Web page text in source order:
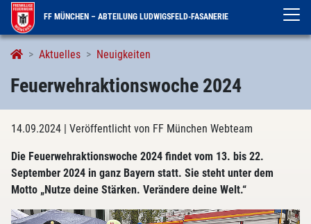
FF MÜNCHEN – ABTEILUNG LUDWIGSFELD-FASANERIE
Aktuelles Neuigkeiten
Feuerwehraktionswoche 2024
14.09.2024 | Veröffentlicht von FF München Webteam
Die Feuerwehraktionswoche 2024 findet vom 13. bis 22.
September 2024 in ganz Bayern statt. Sie steht unter dem
Motto „Nutze deine Stärken. Verändere deine Welt.“